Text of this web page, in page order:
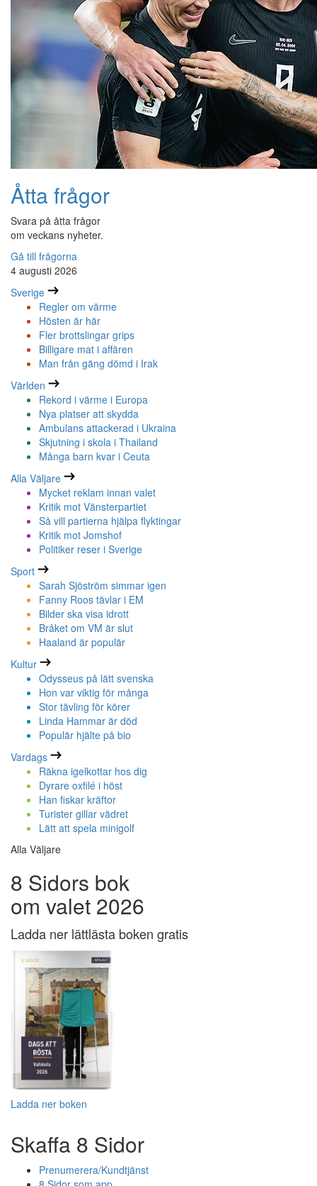
Åtta frågor
Svara på åtta frågor
om veckans nyheter.
Gå till frågorna
4 augusti 2026
Sverige
Regler om värme
Hösten är här
Fler brottslingar grips
Billigare mat i affären
Man från gäng dömd i Irak
Världen
Rekord i värme i Europa
Nya platser att skydda
Ambulans attackerad i Ukraina
Skjutning i skola i Thailand
Många barn kvar i Ceuta
Alla Väljare
Mycket reklam innan valet
Kritik mot Vänsterpartiet
Så vill partierna hjälpa flyktingar
Kritik mot Jomshof
Politiker reser i Sverige
Sport
Sarah Sjöström simmar igen
Fanny Roos tävlar i EM
Bilder ska visa idrott
Bråket om VM är slut
Haaland är populär
Kultur
Odysseus på lätt svenska
Hon var viktig för många
Stor tävling för körer
Linda Hammar är död
Populär hjälte på bio
Vardags
Räkna igelkottar hos dig
Dyrare oxfilé i höst
Han fiskar kräftor
Turister gillar vädret
Lätt att spela minigolf
Alla Väljare
8 Sidors bok
om valet 2026
Ladda ner lättlästa boken gratis
Ladda ner boken
Skaffa 8 Sidor
Prenumerera/Kundtjänst